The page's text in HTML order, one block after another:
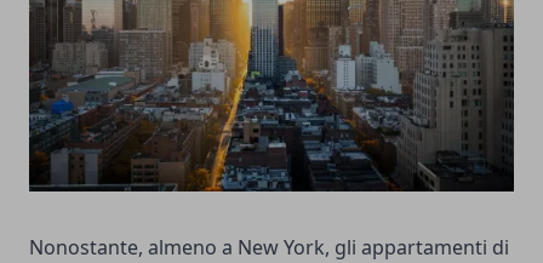
Nonostante, almeno a New York, gli appartamenti di